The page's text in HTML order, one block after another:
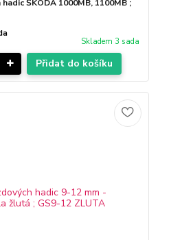
ŠKODA 1000MB, 1100MB ;
Skladem 3 sada
Přidat do košíku